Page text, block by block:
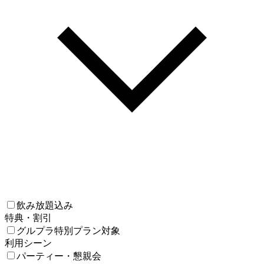
飲み放題込み
特典・割引
グルプラ特別プラン対象
利用シーン
パーティー・懇親会